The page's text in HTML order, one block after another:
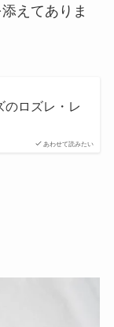
えてありま
あわせて読みたい
のロズレ・レ